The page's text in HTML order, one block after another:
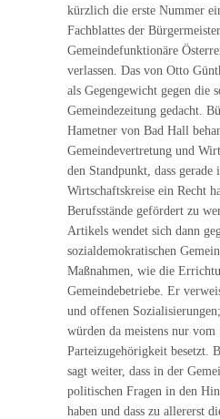
kürzlich die erste Nummer
Fachblattes der
Gemeindefunktionäre
verlassen. Das von Otto
als Gegengewicht gegen die
Gemeindezeitung gedacht.
Hametner von Bad Hall
Gemeindevertretung und
den Standpunkt, dass
Wirtschaftskreise ein Recht
Berufsstände gefördert zu
Artikels wendet sich dann
sozialdemokratischen
Maßnahmen, wie die
Gemeindebetriebe. Er
und offenen
würden da meistens nur vom
Parteizugehörigkeit besetzt.
sagt weiter, dass in der
politischen Fragen in den
haben und dass zu allererst